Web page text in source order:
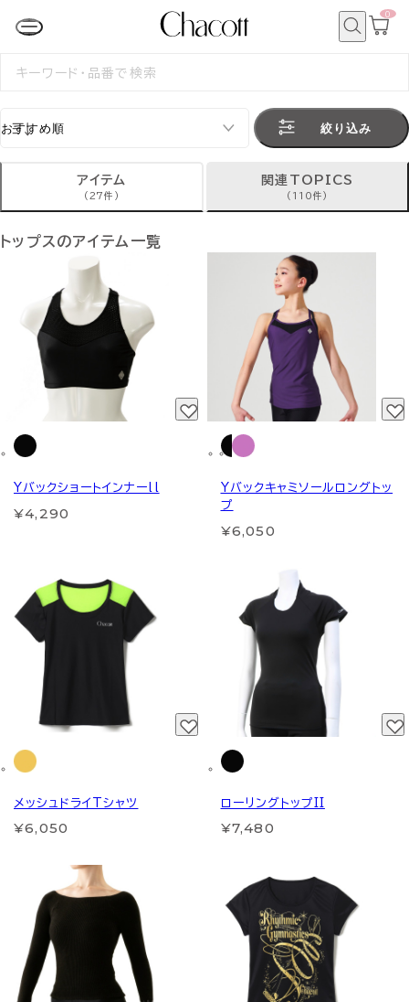
カ
0
検
絞り込み
アイテム
(27件)
関連TOPICS
(110件)
トップスのアイテム一覧
Yバックショートインナーll
¥4,290
Yバックキャミソールロングトッ
プ
¥6,050
メッシュドライTシャツ
¥6,050
ローリングトップII
¥7,480